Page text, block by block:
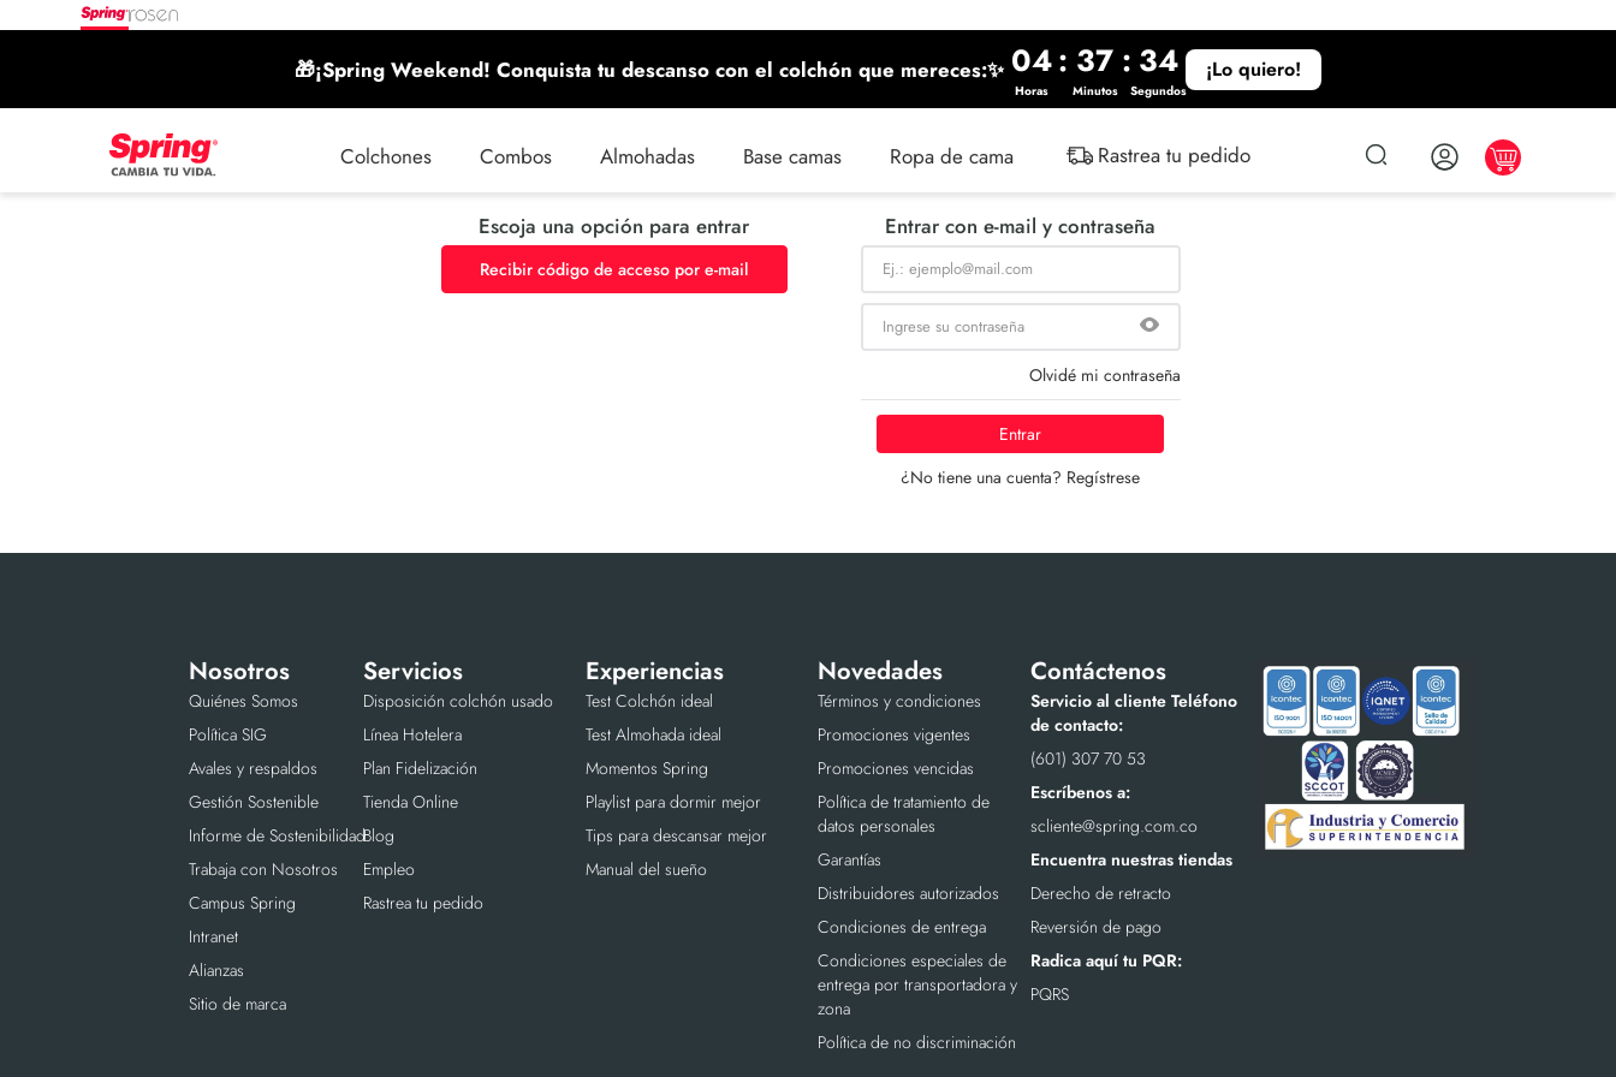
🎁¡Spring Weekend! Conquista tu descanso con el colchón que mereces:✨ 04
Horas
: 37
Minutos
: 34
Segundos
¡Lo quiero!
Colchones Combos Almohadas Base camas Ropa de cama Rastrea tu pedido
Escoja una opción para entrar
Recibir código de acceso por e-mail
Entrar con e-mail y contraseña
Olvidé mi contraseña
Entrar
¿No tiene una cuenta? Regístrese
Nosotros
Quiénes Somos
Política SIG
Avales y respaldos
Gestión Sostenible
Informe de Sostenibilidad
Trabaja con Nosotros
Campus Spring
Intranet
Alianzas
Sitio de marca
Servicios
Disposición colchón usado
Línea Hotelera
Plan Fidelización
Tienda Online
Blog
Empleo
Rastrea tu pedido
Experiencias
Test Colchón ideal
Test Almohada ideal
Momentos Spring
Playlist para dormir mejor
Tips para descansar mejor
Manual del sueño
Novedades
Términos y condiciones
Promociones vigentes
Promociones vencidas
Política de tratamiento de
datos personales
Garantías
Distribuidores autorizados
Condiciones de entrega
Condiciones especiales de
entrega por transportadora y
zona
Política de no discriminación
Contáctenos
Servicio al cliente Teléfono
de contacto:
(601) 307 70 53
Escríbenos a:
scliente@spring.com.co
Encuentra nuestras tiendas
Derecho de retracto
Reversión de pago
Radica aquí tu PQR:
PQRS